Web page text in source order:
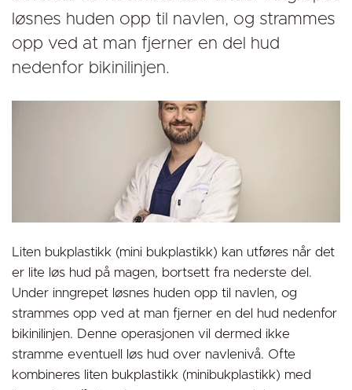
løsnes huden opp til navlen, og strammes
opp ved at man fjerner en del hud
nedenfor bikinilinjen.
Liten bukplastikk (mini bukplastikk) kan utføres når det
er lite løs hud på magen, bortsett fra nederste del.
Under inngrepet løsnes huden opp til navlen, og
strammes opp ved at man fjerner en del hud nedenfor
bikinilinjen. Denne operasjonen vil dermed ikke
stramme eventuell løs hud over navlenivå. Ofte
kombineres liten bukplastikk (minibukplastikk) med